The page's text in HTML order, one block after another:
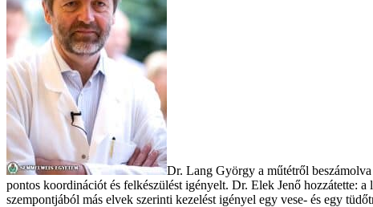
Dr. Lang György a műtétről
pontos koordinációt és felkészülést igényelt. Dr. Elek Jenő hozzátette:
szempontjából más elvek szerinti kezelést igényel egy vese- és egy